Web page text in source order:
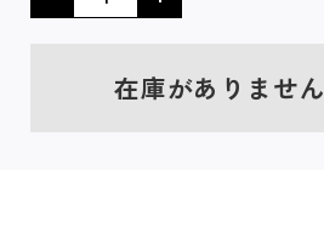
在庫がありません